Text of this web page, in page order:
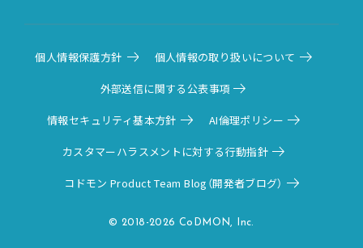
個人情報保護方針 個人情報の取り扱いについて
外部送信に関する公表事項
情報セキュリティ基本方針 AI倫理ポリシー
カスタマーハラスメントに対する行動指針
コドモン Product Team Blog（開発者ブログ）
© 2018-2026 CoDMON, Inc.